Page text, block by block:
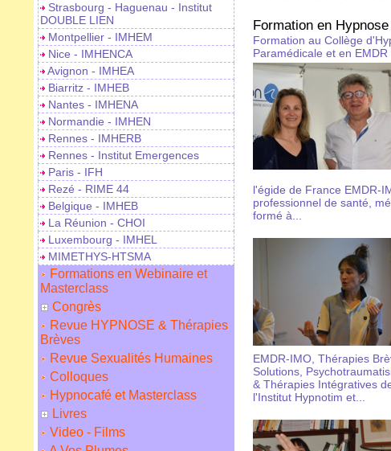
Strasbourg - Haguenau - Institut
DOUBLE LIEN
Montpellier - IMHEM
Nice - IMHENCA
Avignon - IMHEA
Biarritz - IMHEB
Nantes - IMHENA
Normandie - IMHEN
Rennes - IMHERB
Rennes - Institut Emergences
Paris - IFH
Rezé - RIME 44
Belgique - IMHEB
La Réunion - CHOI
Luxembourg - IMHEL
MIMETHYS-HTSMA
Formations en Webinaire et
Masterclass
Congrès
Revue HYPNOSE & Thérapies
Brèves
Revue Sexualités Humaines
Colloques
Hypnocafé et Masterclass
Livres
Video - Films
Formation en
Formation au Collège
Paramédicale et en EMDR
l'égide de France EMDR-
professionnel de santé,
formé à...
EMDR-IMO, Thérapies
Solutions,
& Thérapies Intégratives
l'Institut Hypnotim et...